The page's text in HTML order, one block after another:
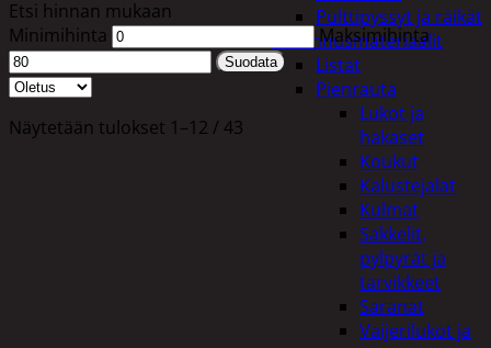
Pulttipyssyt ja räikät
Rakennusmateriaalit
Listat
Pienrauta
Lukot ja
hakaset
Koukut
Kalustejalat
Kulmat
Sakkelit,
pylpyrät ja
tarvikkeet
Saranat
Vaijerilukot ja
Etsi hinnan mukaan
Minimihinta
Maksimihinta
Suodata
Näytetään tulokset 1–12 / 43